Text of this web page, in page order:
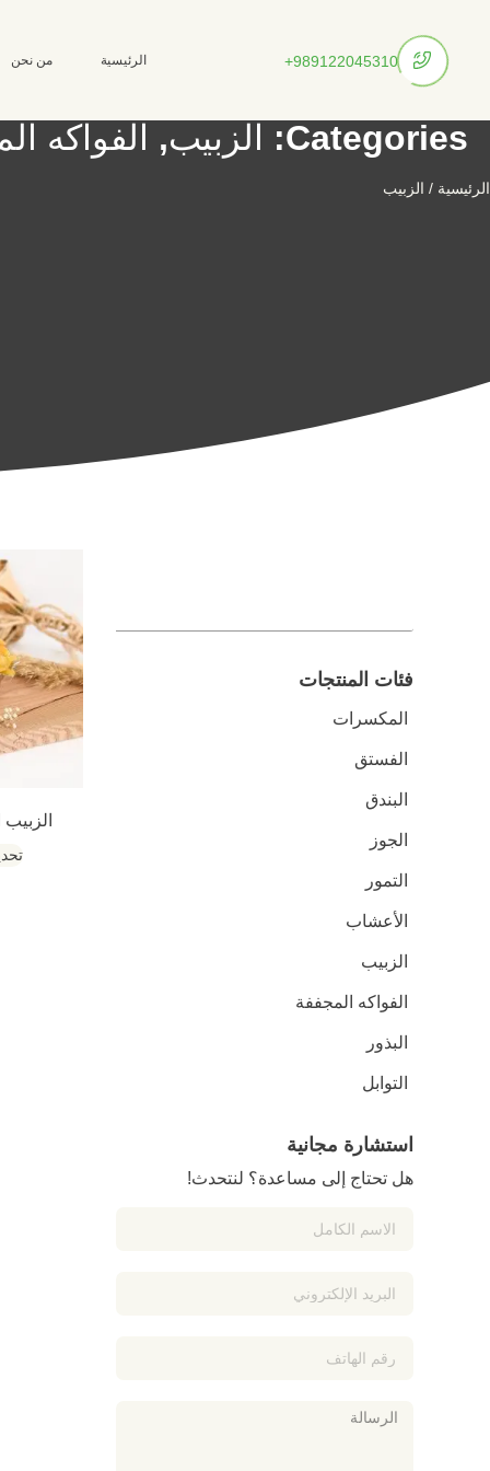
989122045310+ الرئيسية من نحن
Categories: الزبيب, الفواكه
الرئيسية / الزبيب
فئات المنتجات
المكسرات
الفستق
البندق
الجوز
التمور
الأعشاب
الزبيب
الفواكه المجففة
البذور
التوابل
استشارة مجانية
هل تحتاج إلى مساعدة؟ لنتحدث!